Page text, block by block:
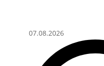
07.08.2026